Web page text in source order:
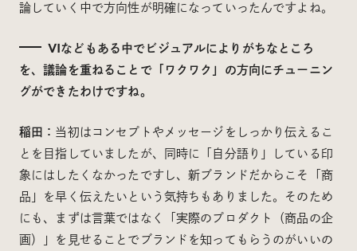
論していく中で方向性が明確になっていったんですよね。
VIなどもある中でビジュアルによりがちなところ
を、議論を重ねることで「ワクワク」の方向にチューニン
グができたわけですね。
稲田： 当初はコンセプトやメッセージをしっかり伝えるこ
とを目指していましたが、同時に「自分語り」している印
象にはしたくなかったですし、新ブランドだからこそ「商
品」を早く伝えたいという気持ちもありました。そのため
にも、まずは言葉ではなく「実際のプロダクト（商品の企
画）」を見せることでブランドを知ってもらうのがいいの